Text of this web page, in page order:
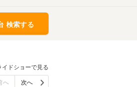
検索する
イドショーで見る
へ 次へ